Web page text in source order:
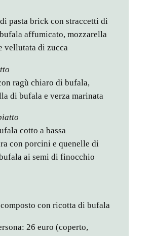
pasta brick con straccetti di
affumicato, mozzarella
vellutata di zucca
ragù chiaro di bufala,
di bufala e verza marinata
cotto a bassa
con porcini e quenelle di
ai semi di finocchio
con ricotta di bufala
26 euro (coperto,